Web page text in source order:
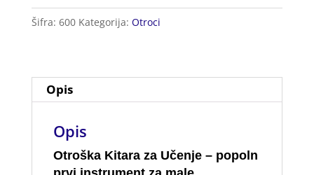
Učenje
količina
Šifra: 600 Kategorija: Otroci
Opis
Opis
Otroška Kitara za Učenje – popoln